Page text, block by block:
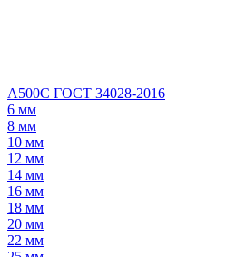
А500С ГОСТ 34028-2016
6 мм
8 мм
10 мм
12 мм
14 мм
16 мм
18 мм
20 мм
22 мм